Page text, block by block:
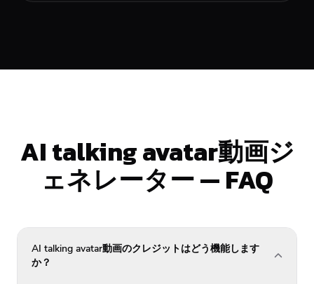
AI talking avatar動画ジ
ェネレーター — FAQ
AI talking avatar動画のクレジットはどう機能します
か？